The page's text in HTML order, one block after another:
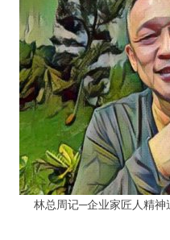
林总周记─企业家匠人精